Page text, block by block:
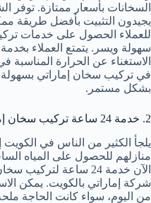
السخانات بأسعار ممتازة. توفر
يجيدون التثبيت بأفضل طريقة
للعملاء الحصول على خدمات
سهولة ويسر. يتمتع العملاء
الاستغناء عن الحرارة المناسبة
في تركيب سخان إماراتي
بشكل مستمر.
2. خدمة 24 ساعة تركيب سخان إماراتي في الكويت
يلجأ الكثير من الناس في
منازلهم للحصول على المياه
الآن خدمة 24 ساعة
شركة إماراتي بالكويت. يمكن
من اليوم، سواء كانت الحاجة